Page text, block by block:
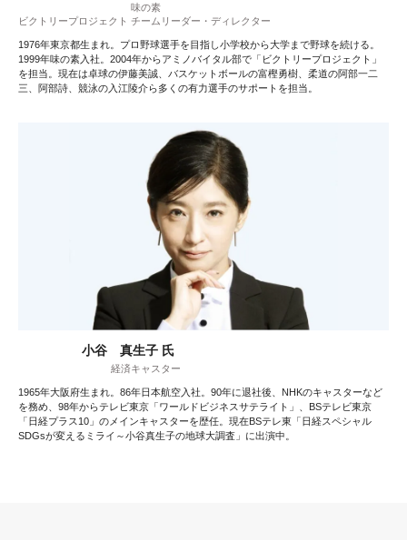
味の素
ビクトリープロジェクト チームリーダー・ディレクター
1976年東京都生まれ。プロ野球選手を目指し小学校から大学まで野球を続ける。
1999年味の素入社。2004年からアミノバイタル部で「ビクトリープロジェクト」
を担当。現在は卓球の伊藤美誠、バスケットボールの富樫勇樹、柔道の阿部一二
三、阿部詩、競泳の入江陵介ら多くの有力選手のサポートを担当。
小谷 真生子 氏
経済キャスター
1965年大阪府生まれ。86年日本航空入社。90年に退社後、NHKのキャスターなど
を務め、98年からテレビ東京「ワールドビジネスサテライト」、BSテレビ東京
「日経プラス10」のメインキャスターを歴任。現在BSテレ東「日経スペシャル
SDGsが変えるミライ～小谷真生子の地球大調査」に出演中。